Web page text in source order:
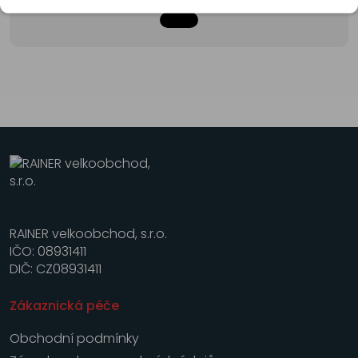
RAINER velkoobchod, s.r.o.
IČO: 08931411
DIČ: CZ08931411
Zákaznická péče
Obchodní podmínky